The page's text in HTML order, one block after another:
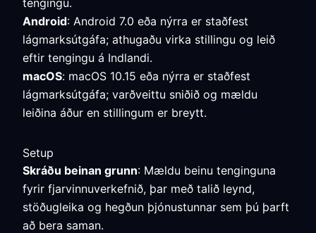
tengingu.
Android: Android 7.0 eða nýrra er staðfest
lágmarksútgáfa; athugaðu virka stillingu og leið
eftir tengingu á Indlandi.
macOS: macOS 10.15 eða nýrra er staðfest
lágmarksútgáfa; varðveittu sniðið og mældu
leiðina áður en stillingum er breytt.
Setup
Skráðu beinan grunn: Mældu beinu tenginguna
fyrir fjarvinnuverkefnið, þar með talið leynd,
stöðugleika og hegðun þjónustunnar sem þú þarft
að bera saman.